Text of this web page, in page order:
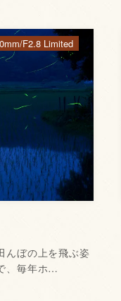
んぼの上を飛ぶ姿
、毎年ホ…
F2.8 Limited